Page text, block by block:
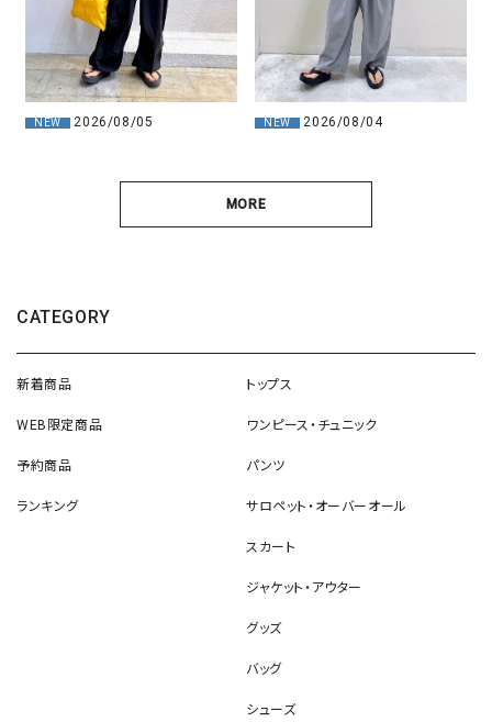
NEW 2026/08/05 NEW 2026/08/04
MORE
CATEGORY
新着商品
WEB限定商品
予約商品
ランキング
トップス
ワンピース・チュニック
パンツ
サロペット・オーバーオール
スカート
ジャケット・アウター
グッズ
バッグ
シューズ